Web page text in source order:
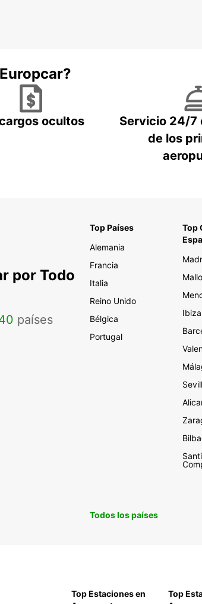
ocultos
Servicio 24/7
de los
por Todo
países
Top Países
Alemania
Francia
Italia
Reino Unido
Bélgica
Portugal
Top
Ibiza
Todos los países
Top Estaciones en
Top